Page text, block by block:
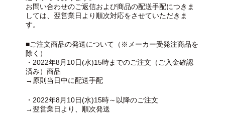
お問い合わせのご返信および商品の配送手配につきま
しては、翌営業日より順次対応をさせていただきま
す。
■ご注文商品の発送について（※メーカー受発注商品を
除く）
・2022年8月10日(水)15時までのご注文（ご入金確認
済み）商品
→原則当日中に配送手配
・2022年8月10日(水)15時～以降のご注文
→翌営業日より、順次発送